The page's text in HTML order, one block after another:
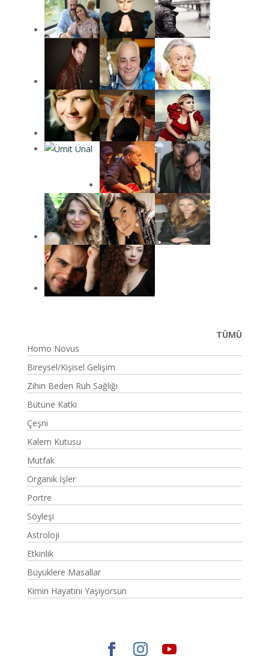
TÜMÜ
Homo Novus
Bireysel/Kişisel Gelişim
Zihin Beden Ruh Sağlığı
Bütüne Katkı
Çeşni
Kalem Kutusu
Mutfak
Organik İşler
Portre
Söyleşi
Astroloji
Etkinlik
Büyüklere Masallar
Kimin Hayatını Yaşıyorsun